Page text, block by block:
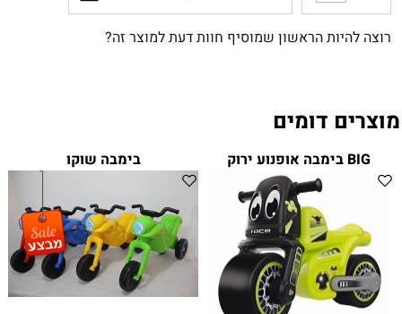
רוצה להיות הראשון שמוסיף חוות דעת למוצר זה?
מוצרים דומים
BIG בימבה אופנוע ירוק בימבה שוקו